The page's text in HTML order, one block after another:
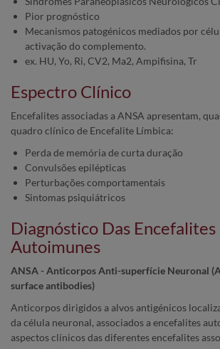
Pior prognóstico
Mecanismos patogénicos mediados por
activação do complemento.
ex. HU, Yo, Ri, CV2, Ma2, Ampifisina, Tr
Espectro Clínico
Encefalites associadas a ANSA apresentam,
quadro clínico de Encefalite Límbica:
Perda de memória de curta duração
Convulsões epilépticas
Perturbações comportamentais
Sintomas psiquiátricos
Diagnóstico Das Encefalites
Autoimunes
ANSA - Anticorpos Anti-superfície Neuronal
surface antibodies)
Anticorpos dirigidos a alvos antigénicos
da célula neuronal, associados a encefalites
aspectos clínicos das diferentes encefalites